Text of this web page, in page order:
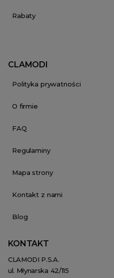
Rabaty
CLAMODI
Polityka prywatności
O firmie
FAQ
Regulaminy
Mapa strony
Kontakt z nami
Blog
KONTAKT
CLAMODI P.S.A.
ul. Młynarska 42/115